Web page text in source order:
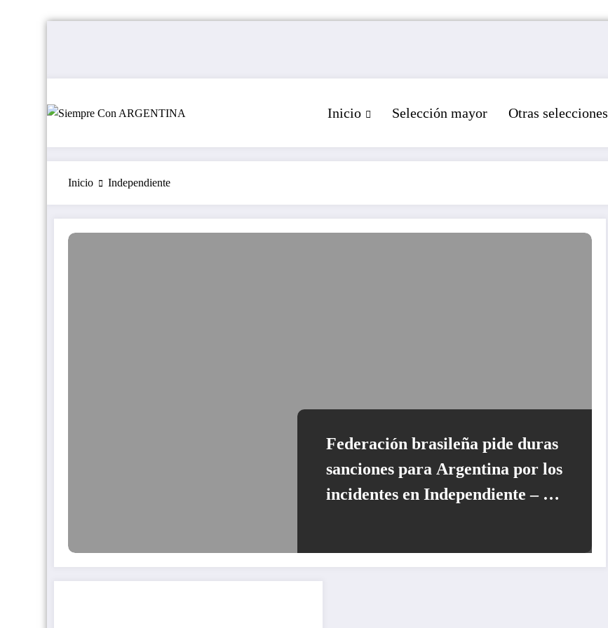
Inicio Selección mayor Otras selecciones
Inicio Independiente
Federación brasileña pide duras
sanciones para Argentina por los
incidentes en Independiente – U